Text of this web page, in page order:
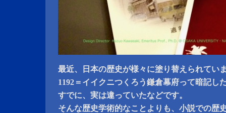
最近、日本の歴史が様々に塗り替えられてい
1192＝イイクニつくろう鎌倉幕府って暗記し
すでに、実は違っていたなどです。
そんな歴史学術的なことよりも、小説での歴